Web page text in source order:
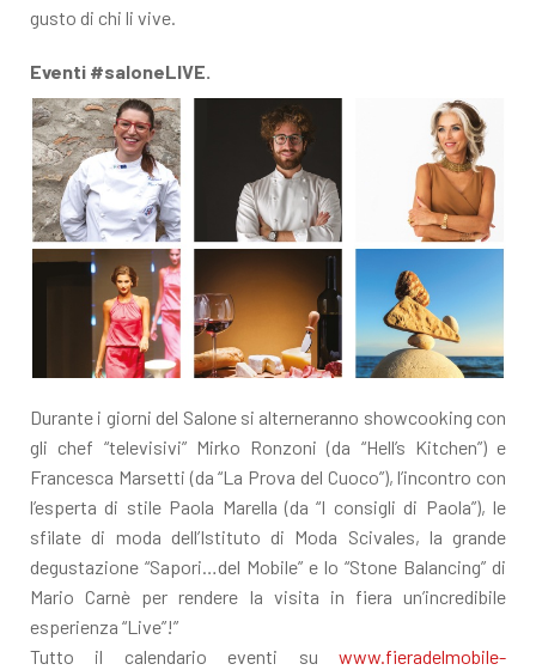
gusto di chi li vive.
Eventi #saloneLIVE.
Durante i giorni del Salone si alterneranno showcooking con
gli chef “televisivi” Mirko Ronzoni (da “Hell’s Kitchen”) e
Francesca Marsetti (da “La Prova del Cuoco”), l’incontro con
l’esperta di stile Paola Marella (da “I consigli di Paola”), le
sfilate di moda dell’Istituto di Moda Scivales, la grande
degustazione “Sapori…del Mobile” e lo “Stone Balancing” di
Mario Carnè per rendere la visita in fiera un’incredibile
esperienza “Live”!”
Tutto il calendario eventi su www.fieradelmobile-